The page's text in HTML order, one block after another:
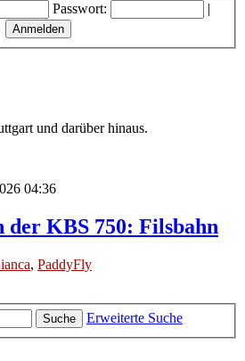
Passwort:
|
und darüber hinaus.
04:36
der KBS 750: Filsbahn
, PaddyFly
Suche
Erweiterte Suche